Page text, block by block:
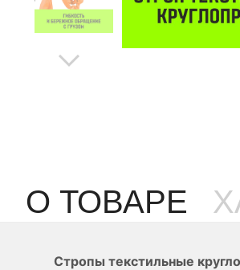
О ТОВАРЕ
Стропы текстильные